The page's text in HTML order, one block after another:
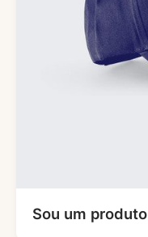
Sou um produto